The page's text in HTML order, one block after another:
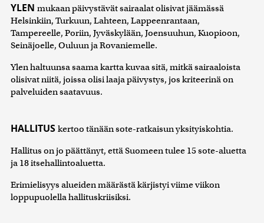
YLEN mukaan päivystävät sairaalat olisivat jäämässä
Helsinkiin, Turkuun, Lahteen, Lappeenrantaan,
Tampereelle, Poriin, Jyväskylään, Joensuuhun, Kuopioon,
Seinäjoelle, Ouluun ja Rovaniemelle.
Ylen haltuunsa saama kartta kuvaa sitä, mitkä sairaaloista
olisivat niitä, joissa olisi laaja päivystys, jos kriteerinä on
palveluiden saatavuus.
HALLITUS kertoo tänään sote-ratkaisun yksityiskohtia.
Hallitus on jo päättänyt, että Suomeen tulee 15 sote-aluetta
ja 18 itsehallintoaluetta.
Erimielisyys alueiden määrästä kärjistyi viime viikon
loppupuolella hallituskriisiksi.